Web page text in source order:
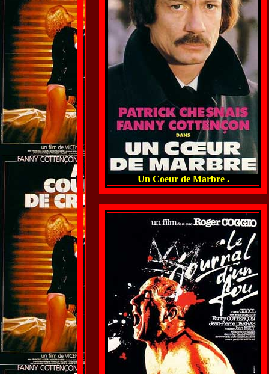
Un Coeur de Marbre .